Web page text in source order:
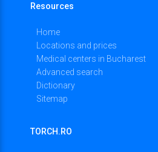
Resources
Home
Locations and prices
Medical centers in Bucharest
Advanced search
Dictionary
Sitemap
TORCH.RO